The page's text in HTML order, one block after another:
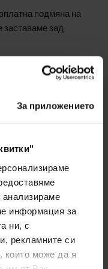
За приложението
информация за
ни, с
рекламните си
които може да я
подмяна на
заставаме зад
стила си с ръчния
Полирана